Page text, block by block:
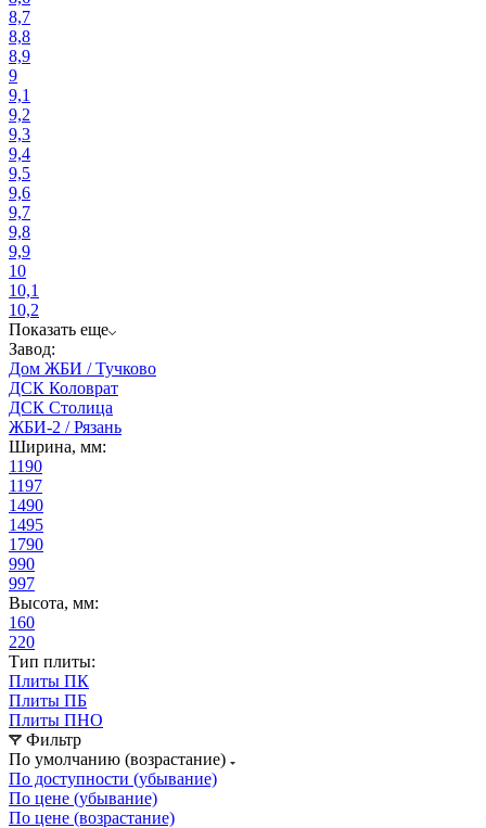
8,7
8,8
8,9
9
9,1
9,2
9,3
9,4
9,5
9,6
9,7
9,8
9,9
10
10,1
10,2
Показать еще
Завод:
Дом ЖБИ / Тучково
ДСК Коловрат
ДСК Столица
ЖБИ-2 / Рязань
Ширина, мм:
1190
1197
1490
1495
1790
990
997
Высота, мм:
160
220
Тип плиты:
Плиты ПК
Плиты ПБ
Плиты ПНО
Фильтр
По умолчанию (возрастание)
По доступности (убывание)
По цене (убывание)
По цене (возрастание)